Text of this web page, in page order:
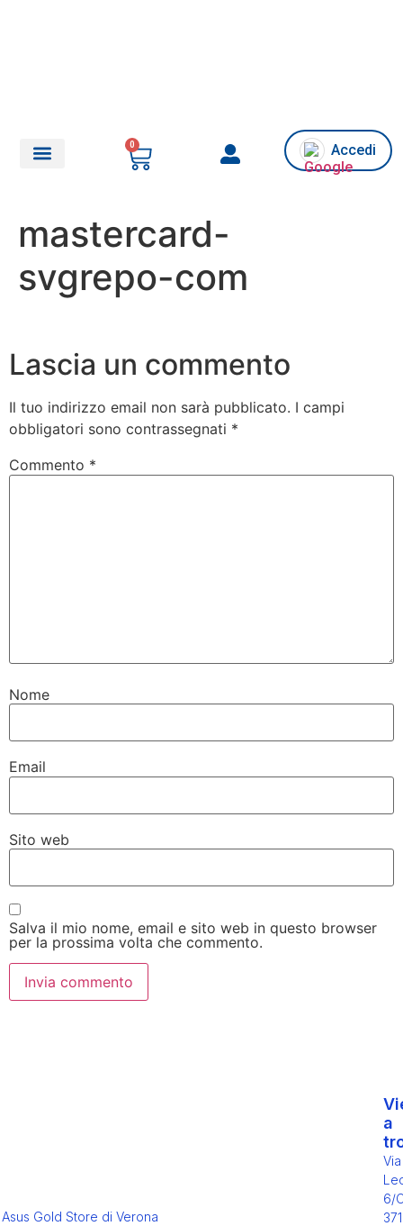
0 Accedi
mastercard-
svgrepo-com
Lascia un commento
Il tuo indirizzo email non sarà pubblicato. I campi
obbligatori sono contrassegnati *
Commento *
Nome
Email
Sito web
Salva il mio nome, email e sito web in questo browser
per la prossima volta che commento.
Asus Gold Store di Verona
a
Via
6/